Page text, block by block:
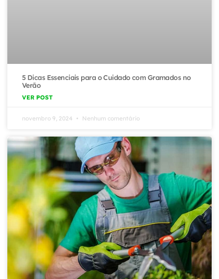
5 Dicas Essenciais para o Cuidado com Gramados no
Verão
VER POST
novembro 9, 2024 Nenhum comentário